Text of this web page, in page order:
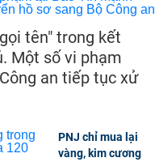
tên" trong kết
Một số vi phạm
an tiếp tục xử
PNJ chỉ mua lại
vàng, kim cương